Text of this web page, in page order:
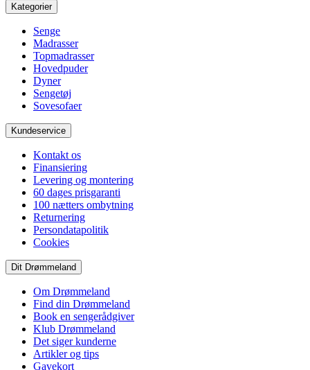
Kategorier
Senge
Madrasser
Topmadrasser
Hovedpuder
Dyner
Sengetøj
Sovesofaer
Kundeservice
Kontakt os
Finansiering
Levering og montering
60 dages prisgaranti
100 nætters ombytning
Returnering
Persondatapolitik
Cookies
Dit Drømmeland
Om Drømmeland
Find din Drømmeland
Book en sengerådgiver
Klub Drømmeland
Det siger kunderne
Artikler og tips
Gavekort